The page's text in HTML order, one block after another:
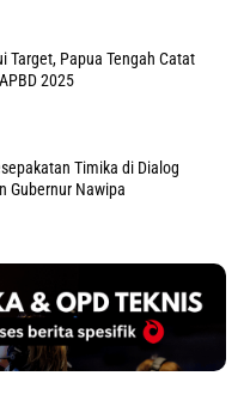
Target, Papua Tengah Catat
2025
Timika di Dialog
Gubernur Nawipa